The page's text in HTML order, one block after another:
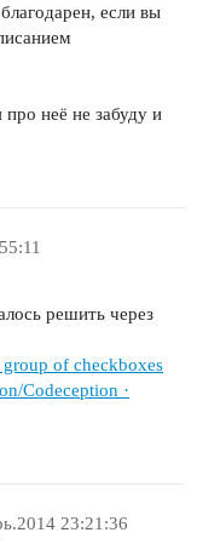
если вы
неё не забуду и
решить через
of checkboxes
Codeception ·
23:21:36